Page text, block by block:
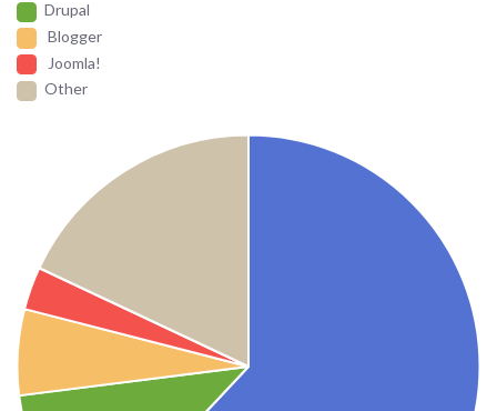
Drupal
Blogger
Joomla!
Other